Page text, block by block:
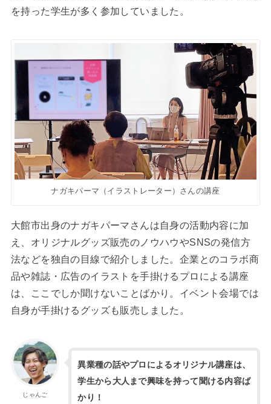
を持った学生が多く参加していました。
ナガキパーマ（イラストレーター）さんの講座
大館市出身のナガキパーマさんは自身の活動内容に加
え、オリジナルグッズ販売のノウハウやSNSの発信方
法などを独自の目線で紹介しました。企業とのコラボ商
品や雑誌・広告のイラストを手掛けるプロによる講座
は、ここでしか聞けないことばかり。イベント会場では
自身が手掛けるグッズも販売しました。
じゃんご
異業種の話やプロによるオリジナル講座は、
学生から大人まで興味を持って聞ける内容ば
かり！